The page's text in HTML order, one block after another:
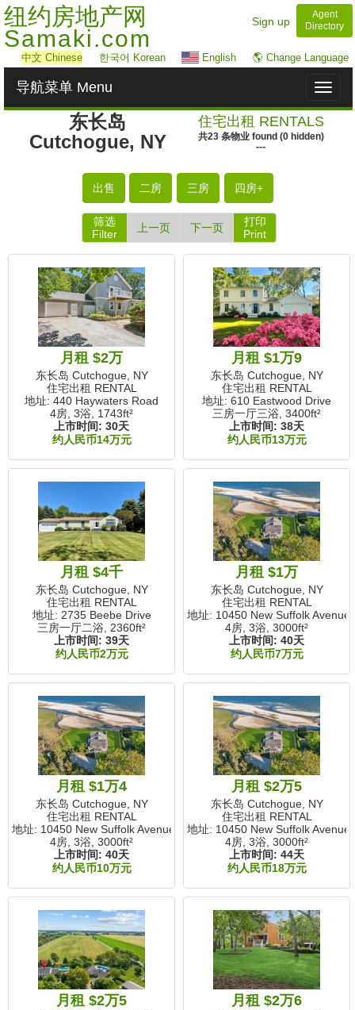
纽约房地产网
Samaki.com
Sign up
Agent
Directory
中文 Chinese 한국어 Korean English 🌎 Change Language
Toggle
导航菜单 Menu
东长岛
Cutchogue, NY
住宅出租 RENTALS
共23 条物业found (0hidden)
---
出售 二房 三房 四房+
筛选
Filter
上一页 下一页
打印
Print
月租 $2万
东长岛 Cutchogue, NY
住宅出租 RENTAL
地址: 440 Haywaters Road
4房, 3浴, 1743ft²
上市时间: 30天
约人民币14万元
月租 $1万9
东长岛 Cutchogue, NY
住宅出租 RENTAL
地址: 610 Eastwood Drive
三房一厅三浴, 3400ft²
上市时间: 38天
约人民币13万元
月租 $4千
东长岛 Cutchogue, NY
住宅出租 RENTAL
地址: 2735 Beebe Drive
三房一厅二浴, 2360ft²
上市时间: 39天
约人民币2万元
月租 $1万
东长岛 Cutchogue, NY
住宅出租 RENTAL
地址: 10450 New Suffolk Avenue
4房, 3浴, 3000ft²
上市时间: 40天
约人民币7万元
月租 $1万4
东长岛 Cutchogue, NY
住宅出租 RENTAL
地址: 10450 New Suffolk Avenue
4房, 3浴, 3000ft²
上市时间: 40天
约人民币10万元
月租 $2万5
东长岛 Cutchogue, NY
住宅出租 RENTAL
地址: 10450 New Suffolk Avenue
4房, 3浴, 3000ft²
上市时间: 44天
约人民币18万元
月租 $2万5 月租 $2万6